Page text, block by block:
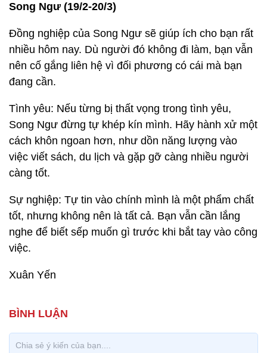
Song Ngư (19/2-20/3)
Đồng nghiệp của Song Ngư sẽ giúp ích cho bạn rất
nhiều hôm nay. Dù người đó không đi làm, bạn vẫn
nên cố gắng liên hệ vì đối phương có cái mà bạn
đang cần.
Tình yêu: Nếu từng bị thất vọng trong tình yêu,
Song Ngư đừng tự khép kín mình. Hãy hành xử một
cách khôn ngoan hơn, như dồn năng lượng vào
việc viết sách, du lịch và gặp gỡ càng nhiều người
càng tốt.
Sự nghiệp: Tự tin vào chính mình là một phẩm chất
tốt, nhưng không nên là tất cả. Bạn vẫn cần lắng
nghe để biết sếp muốn gì trước khi bắt tay vào công
việc.
Xuân Yến